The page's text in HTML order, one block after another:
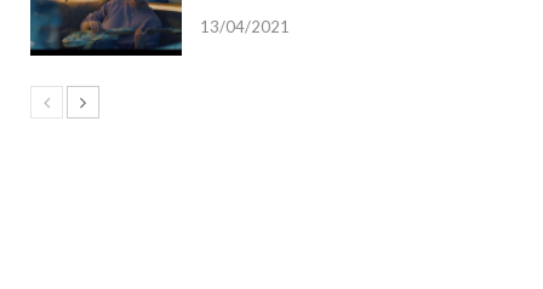
13/04/2021